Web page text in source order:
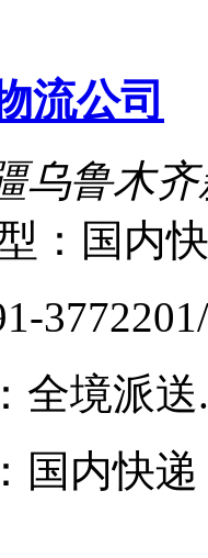
流公司
乌鲁木
：国内
全境派送
国内快递